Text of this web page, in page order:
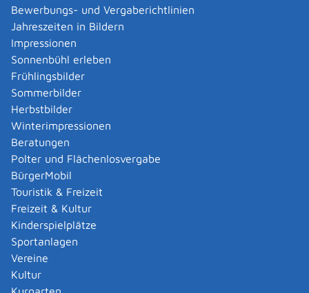
Bewerbungs- und Vergaberichtlinien
Jahreszeiten in Bildern
Impressionen
Sonnenbühl erleben
Frühlingsbilder
Sommerbilder
Herbstbilder
Winterimpressionen
Beratungen
Polter und Flächenlosvergabe
BürgerMobil
Touristik & Freizeit
Freizeit & Kultur
Kinderspielplätze
Sportanlagen
Vereine
Kultur
Untere Baurechtsbehörde ist je nach Ort, in dem das
Bauvorhaben liegt:
die Gemeinde-/Stadtverwaltung oder
das Landratsamt.
Landratsamt Reutlingen
Leistungsdetails
Voraussetzungen
Ihr Bauvorhaben ist nicht verfahrensfrei.
Das Bauvorhaben liegt im Geltungsbereich eines
Bebauungsplanes, der mindestens Festsetzungen
enthält über
die Art (zum Beispiel Wohnen, Gewerbe) und
die örtlichen Verkehrsflächen.